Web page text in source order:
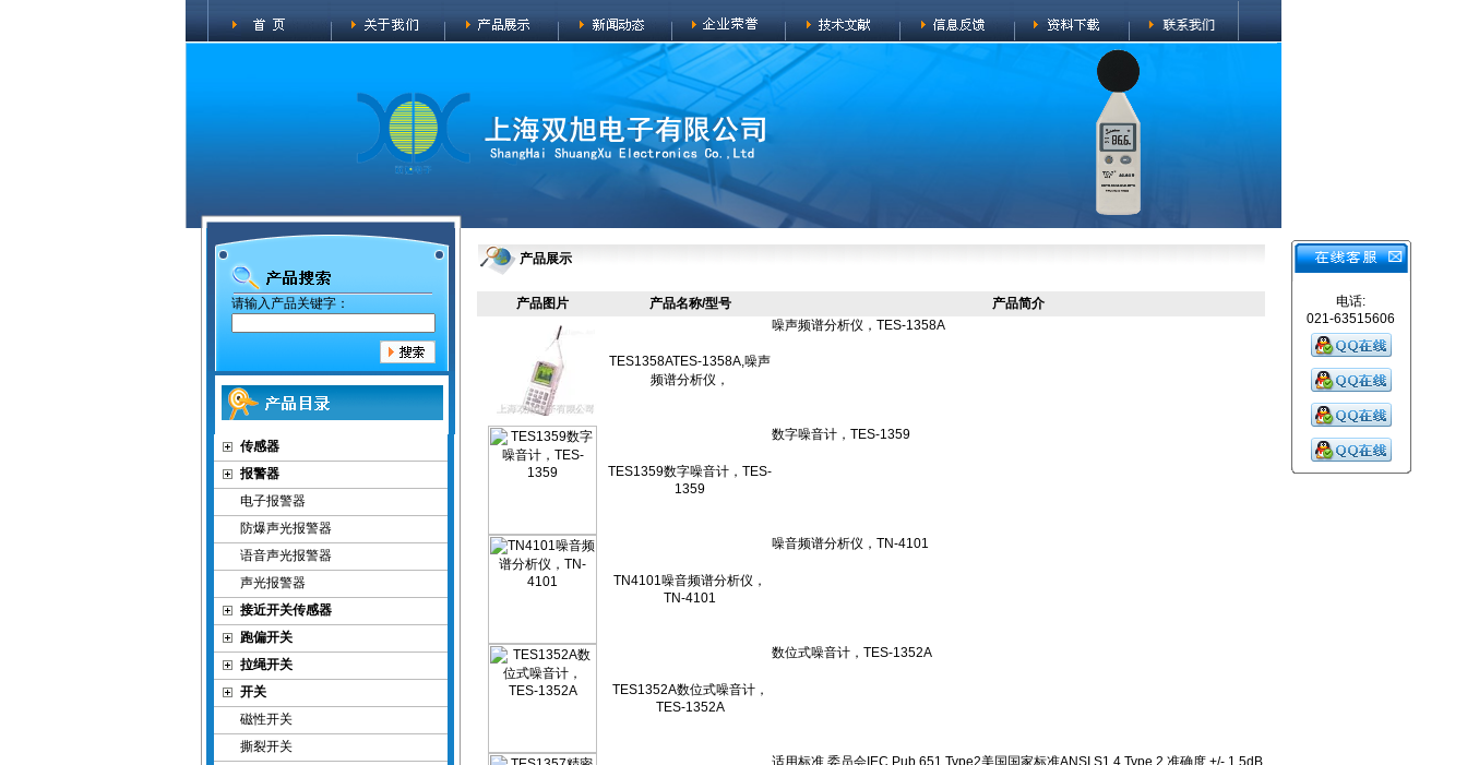
电话:
021-63515606
请输入产品关键字：
传感器
报警器
电子报警器
防爆声光报警器
语音声光报警器
声光报警器
接近开关传感器
跑偏开关
拉绳开关
开关
磁性开关
撕裂开关
产品展示
产品图片 产品名称/型号 产品简介
TES1358ATES-1358A,噪声
频谱分析仪，
TES1359数字噪音计，TES-
1359
TN4101噪音频谱分析仪，
TN-4101
TES1352A数位式噪音计，
TES-1352A